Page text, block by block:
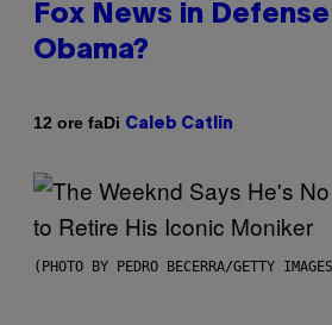
Fox News in
Obama?
12 ore faDi Caleb Catlin
(PHOTO BY PEDRO BECERRA/GETTY